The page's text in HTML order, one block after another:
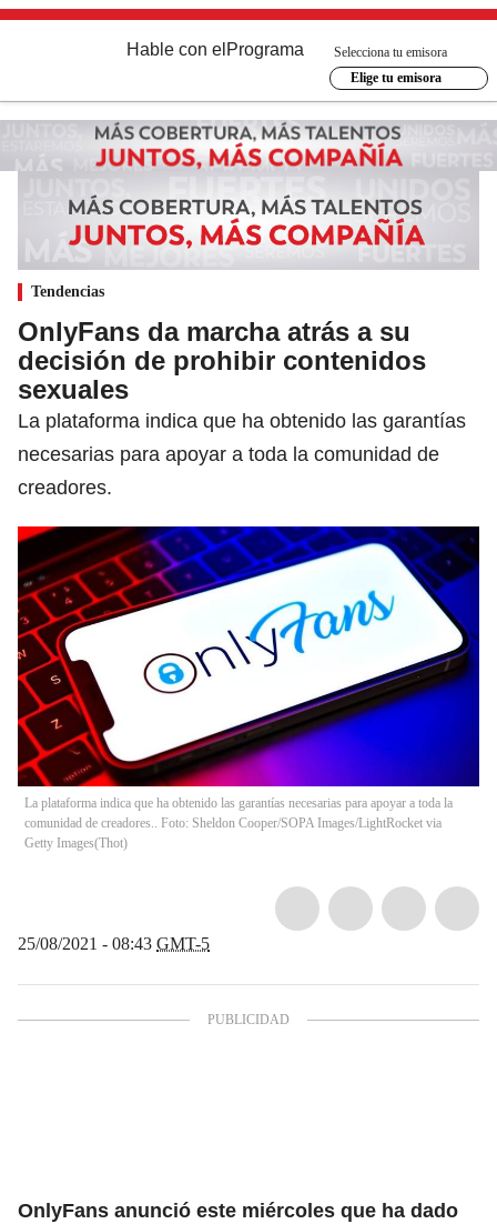
Hable con el Programa
Selecciona tu emisora
Elige tu emisora
Tendencias
OnlyFans da marcha atrás a su
decisión de prohibir contenidos
sexuales
La plataforma indica que ha obtenido las garantías
necesarias para apoyar a toda la comunidad de
creadores.
La plataforma indica que ha obtenido las garantías necesarias para apoyar a toda la
comunidad de creadores.. Foto: Sheldon Cooper/SOPA Images/LightRocket via
Getty Images(Thot)
25/08/2021 - 08:43 GMT-5
OnlyFans anunció este miércoles que ha dado